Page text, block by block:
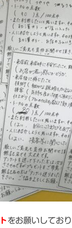
をお願いしてお